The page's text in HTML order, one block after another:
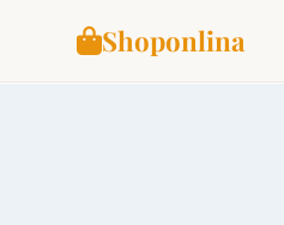
Shoponlina